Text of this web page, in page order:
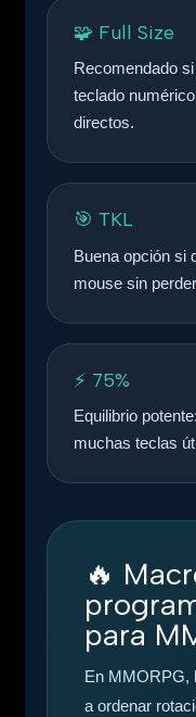
🧩 Full Size
Recomendado
teclado
directos.
🎯 TKL
Buena opción si
mouse sin
⚡ 75%
Equilibrio
muchas teclas
🔥
para
En MMORPG,
a ordenar